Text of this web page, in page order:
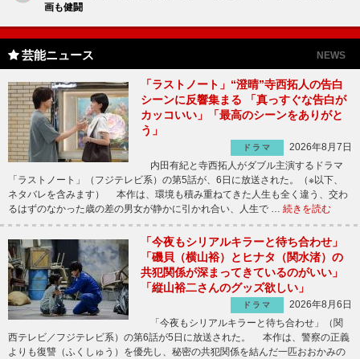
画も健闘
芸能ニュース NEWS
「ラストノート」“澄晴”寺西拓人の告白
シーンに反響集まる 「真っすぐな告白が
カッコいい」「最高のシーンをありがと
う」
ドラマ
2026年8月7日
内田有紀と寺西拓人がダブル主演するドラマ
「ラストノート」（フジテレビ系）の第5話が、6日に放送された。（※以下、
ネタバレを含みます） 本作は、環境も積み重ねてきた人生も全く違う、交わ
るはずのなかった歳の差の男女が静かに引かれ合い、人生で … 続きを読む
「今夜もシリアルキラーと待ち合わせ」
「磯貝（横山裕）とヒナタ（関水渚）の
共犯関係が深まってきているのがいい」
「縦山裕二さんのグッズ欲しい」
ドラマ
2026年8月6日
「今夜もシリアルキラーと待ち合わせ」（関
西テレビ／フジテレビ系）の第6話が5日に放送された。 本作は、警察の正義
よりも復讐（ふくしゅう）を優先し、秘密の共犯関係を結んだ一匹おおかみの